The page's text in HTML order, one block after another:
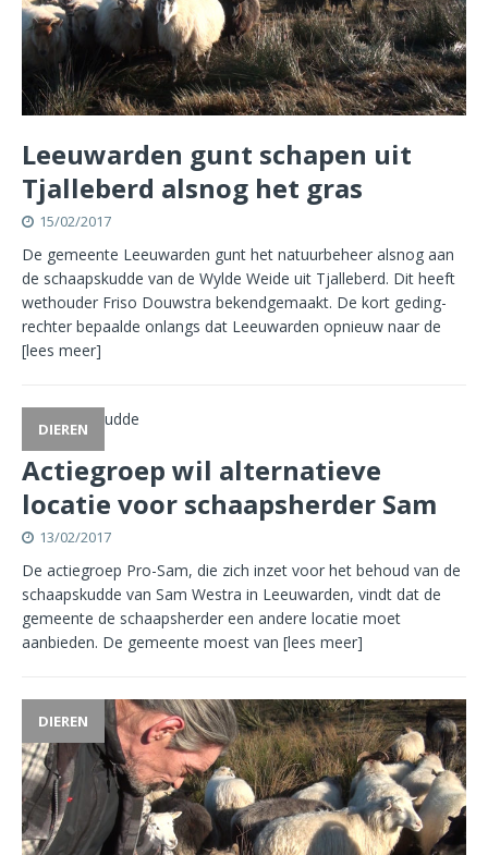
Leeuwarden gunt schapen uit
Tjalleberd alsnog het gras
15/02/2017
De gemeente Leeuwarden gunt het natuurbeheer alsnog aan
de schaapskudde van de Wylde Weide uit Tjalleberd. Dit heeft
wethouder Friso Douwstra bekendgemaakt. De kort geding-
rechter bepaalde onlangs dat Leeuwarden opnieuw naar de
[lees meer]
DIEREN
Actiegroep wil alternatieve
locatie voor schaapsherder Sam
13/02/2017
De actiegroep Pro-Sam, die zich inzet voor het behoud van de
schaapskudde van Sam Westra in Leeuwarden, vindt dat de
gemeente de schaapsherder een andere locatie moet
aanbieden. De gemeente moest van [lees meer]
DIEREN